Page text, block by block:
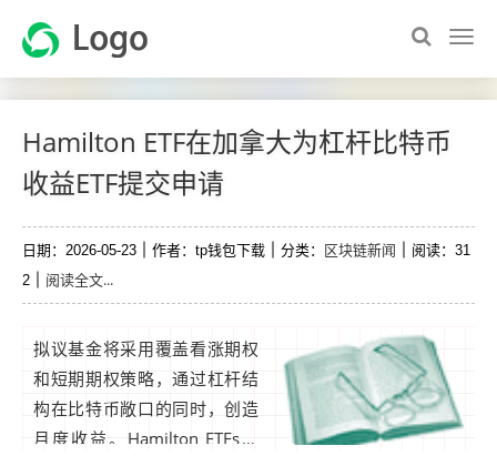
Hamilton ETF在加拿大为杠杆比特币
收益ETF提交申请
日期：2026-05-23 作者：tp钱包下载 分类： 区块链新闻
阅读：31
2
阅读全文...
拟议基金将采用覆盖看涨期权
和短期期权策略，通过杠杆结
构在比特币敞口的同时，创造
月度收益。Hamilton ETFs在